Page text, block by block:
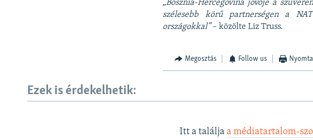
„Bosznia-Hercegovina jövője a
szélesebb körű partnerségen a
országokkal”– közölte Liz Truss.
Megosztás Follow us
Ezek is érdekelhetik:
Itt a találja a médiatartalom-